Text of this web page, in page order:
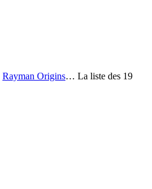
Rayman Origins… La liste des 19